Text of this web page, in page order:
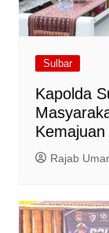
Sulbar
Kapolda
Rajab Umar